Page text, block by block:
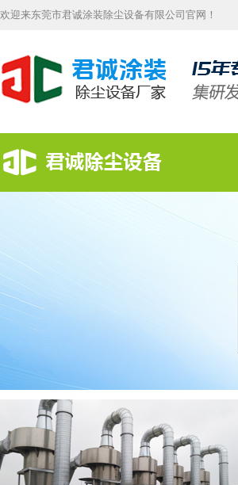
欢迎来东莞市君诚涂装除尘设备有限公司官网！